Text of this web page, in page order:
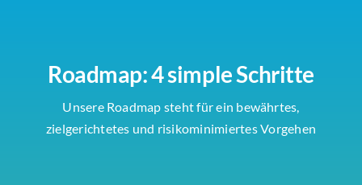
Roadmap: 4 simple Schritte
Unsere Roadmap steht für ein bewährtes,
zielgerichtetes und risikominimiertes Vorgehen